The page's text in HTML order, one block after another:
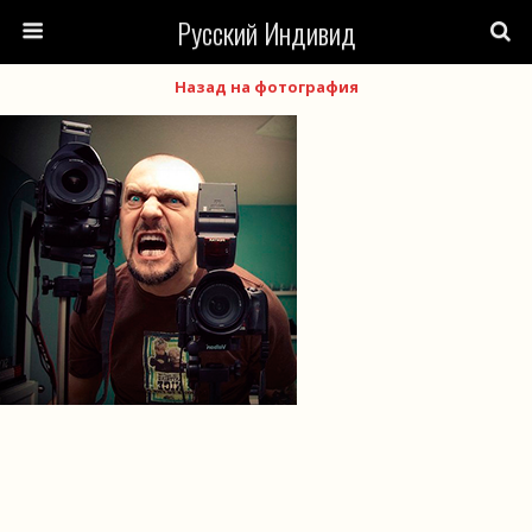
Русский Индивид
Назад на фотография